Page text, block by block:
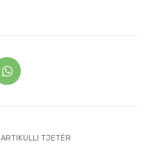
ARTIKULLI TJETËR